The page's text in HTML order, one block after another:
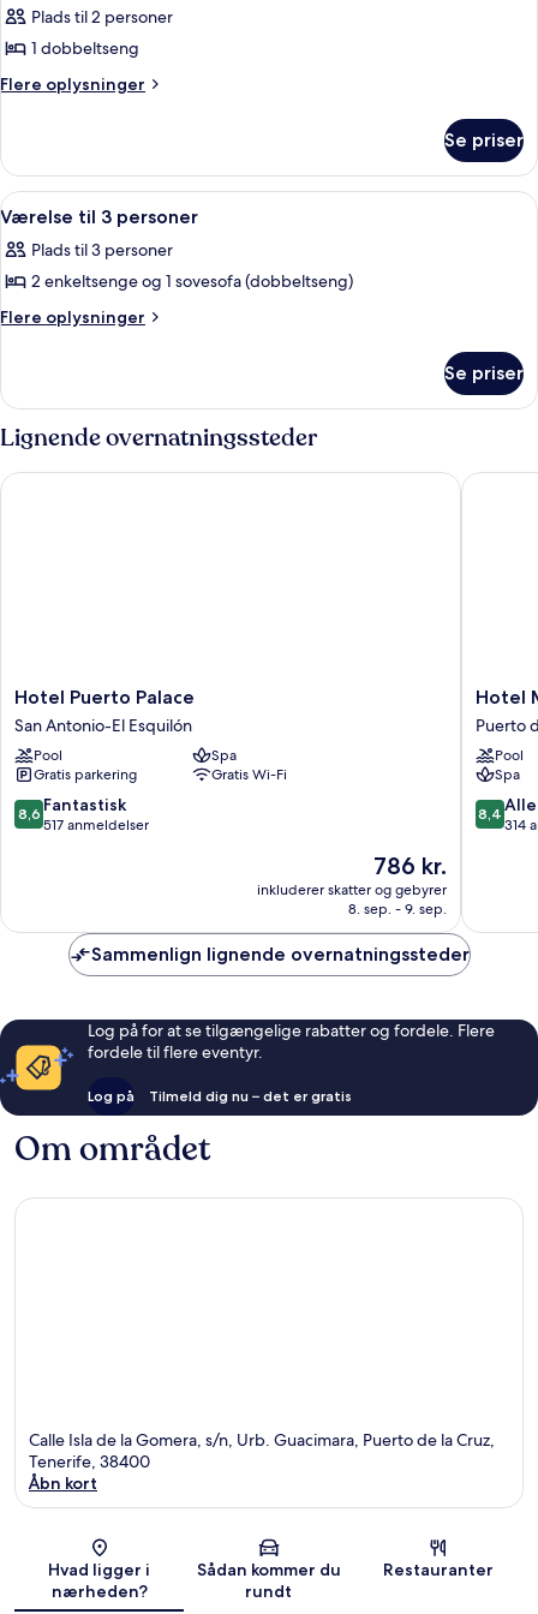
billeder
af
Dobbeltværelse
Plads til 2 personer
1 dobbeltseng
Flere oplysninger
Flere
Se priser
Indlæs
alle
billeder
af
Værelse
personer
Mørklægningsgardiner, ekstra
3
Værelse til 3 personer
Plads til 3 personer
2 enkeltsenge og 1 sovesofa (dobbeltseng)
Flere oplysninger
Flere
til
3
personer
Se priser
Lignende overnatningssteder
Hotel
Puerto
Palace
San
Antonio-
El
Esquilón
Hotel Puerto Palace
San Antonio-El Esquilón
Pool
Spa
Gratis parkering
Gratis Wi-Fi
8.6
ud
anmeldelser
8,6 Fantastisk
517 anmeldelser
Prisen
786 kr.
786 kr.
inkluderer skatter og gebyrer
8. sep. - 9. sep.
Hotel Puerto Palace
Hotel
Puerto
de
la
Cruz
Hotel
Puerto
Pool
Spa
8.4
ud
8,4
314
Hotel
Sammenlign lignende overnatningssteder
Log på for at se tilgængelige rabatter og fordele. Flere
fordele til flere eventyr.
Log på Tilmeld dig nu – det er gratis
Om området
Calle Isla de la Gomera, s/n, Urb. Guacimara, Puerto de la Cruz,
Tenerife, 38400
Åbn kort
Hvad ligger i
nærheden?
Sådan kommer du
rundt
Restauranter